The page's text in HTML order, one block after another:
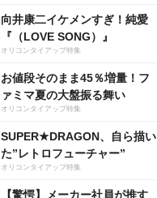
向井康二イケメンすぎ！純愛
『（LOVE SONG）』
オリコンタイアップ特集
お値段そのまま45％増量！フ
ァミマ夏の大盤振る舞い
オリコンタイアップ特集
SUPER★DRAGON、自ら描い
た”レトロフューチャー”
オリコンタイアップ特集
【驚愕】メーカー社員が推す